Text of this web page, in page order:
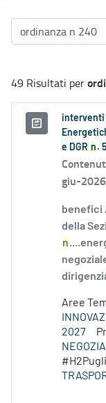
49 Risultati per
interventi
e DGR n .
giu-
benefici
della
n
Aree
2027